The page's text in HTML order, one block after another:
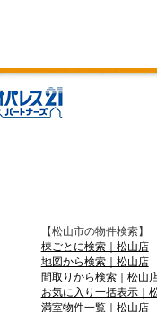
【松山市の物件検索】
棟ごとに検索｜松山店
地図から検索｜松山店
間取りから検索｜松山
お気に入り一括表示｜
満室物件一覧｜松山店